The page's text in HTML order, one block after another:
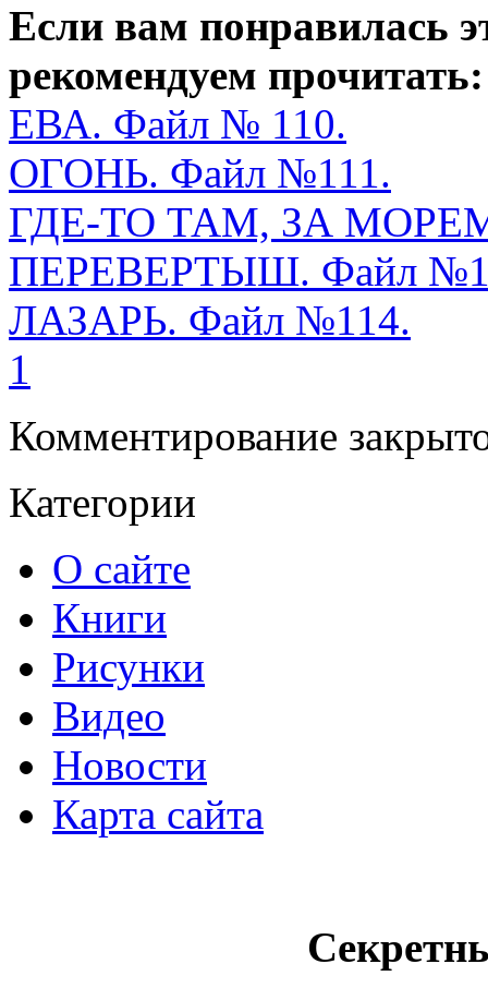
Если вам понравилась
рекомендуем прочитать:
ЕВА. Файл № 110.
ОГОНЬ. Файл №111.
ГДЕ-ТО ТАМ, ЗА
ПЕРЕВЕРТЫШ. Файл
ЛАЗАРЬ. Файл №114.
1
Комментирование
Категории
О сайте
Книги
Рисунки
Видео
Новости
Карта сайта